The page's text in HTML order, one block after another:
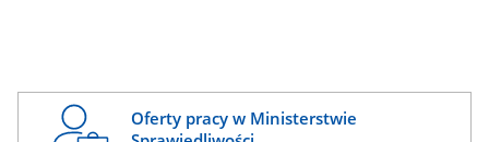
Oferty pracy w Ministerstwie